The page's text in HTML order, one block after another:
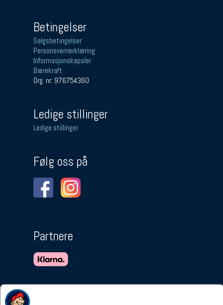
Betingelser
Salgsbetingelser
Personsvernerklæring
Informasjonskapsler
Bærekraft
Org. nr: 976754360
Ledige stillinger
Ledige stillinger
Følg oss på
Partnere